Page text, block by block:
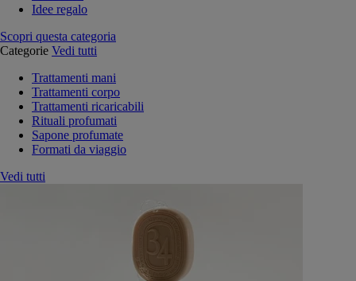
Idee regalo
Scopri questa categoria
Categorie Vedi tutti
Trattamenti mani
Trattamenti corpo
Trattamenti ricaricabili
Rituali profumati
Sapone profumate
Formati da viaggio
Vedi tutti